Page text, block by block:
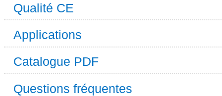
Qualité CE
Applications
Catalogue PDF
Questions fréquentes